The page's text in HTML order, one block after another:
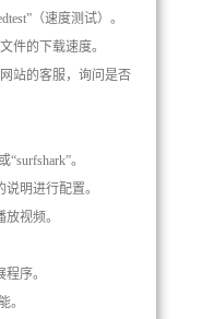
（速度测试）。
件的下载速度。
站的客服，询问是否
。
明进行配置。
视频。
序。
。